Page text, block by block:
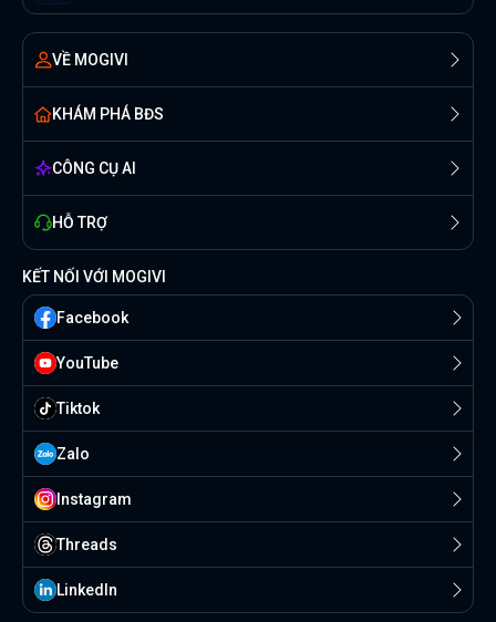
VỀ MOGIVI
KHÁM PHÁ BĐS
CÔNG CỤ AI
HỖ TRỢ
KẾT NỐI VỚI MOGIVI
Facebook
YouTube
Tiktok
Zalo
Instagram
Threads
Linkedln